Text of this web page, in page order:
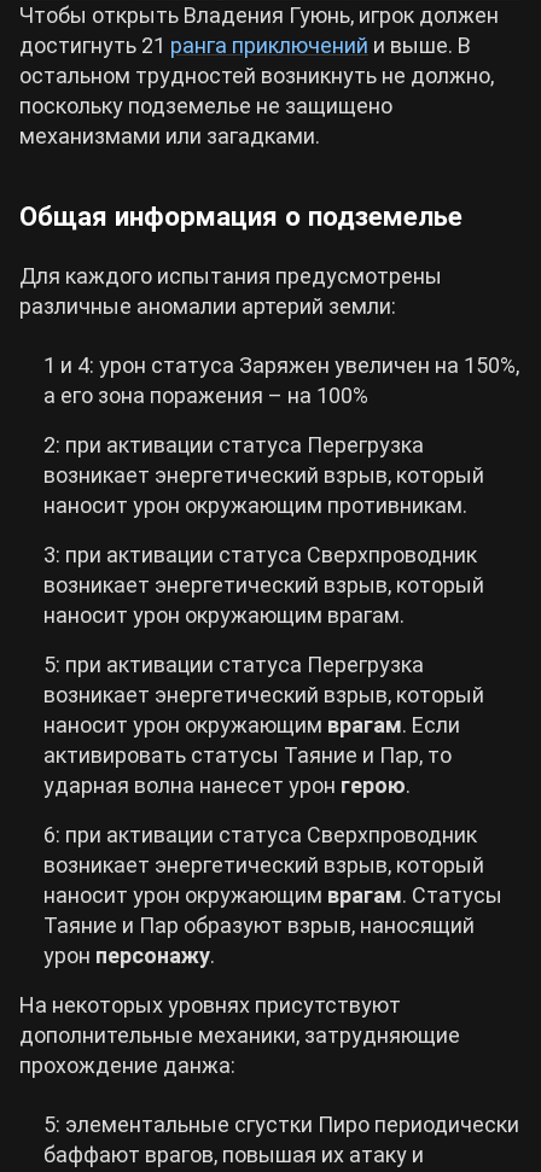
Чтобы открыть Владения Гуюнь, игрок должен
достигнуть 21 ранга приключений и выше. В
остальном трудностей возникнуть не должно,
поскольку подземелье не защищено
механизмами или загадками.
Общая информация о подземелье
Для каждого испытания предусмотрены
различные аномалии артерий земли:
1 и 4: урон статуса Заряжен увеличен на 150%,
а его зона поражения – на 100%
2: при активации статуса Перегрузка
возникает энергетический взрыв, который
наносит урон окружающим противникам.
3: при активации статуса Сверхпроводник
возникает энергетический взрыв, который
наносит урон окружающим врагам.
5: при активации статуса Перегрузка
возникает энергетический взрыв, который
наносит урон окружающим врагам. Если
активировать статусы Таяние и Пар, то
ударная волна нанесет урон герою.
6: при активации статуса Сверхпроводник
возникает энергетический взрыв, который
наносит урон окружающим врагам. Статусы
Таяние и Пар образуют взрыв, наносящий
урон персонажу.
На некоторых уровнях присутствуют
дополнительные механики, затрудняющие
прохождение данжа:
5: элементальные сгустки Пиро периодически
баффают врагов, повышая их атаку и